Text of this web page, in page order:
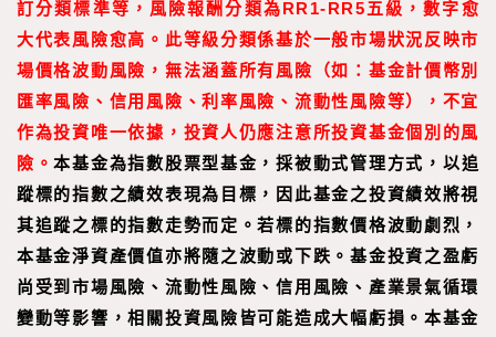
訂分類標準等，風險報酬分類為RR1-RR5五級，數字愈
大代表風險愈高。此等級分類係基於一般市場狀況反映市
場價格波動風險，無法涵蓋所有風險（如：基金計價幣別
匯率風險、信用風險、利率風險、流動性風險等），不宜
作為投資唯一依據，投資人仍應注意所投資基金個別的風
險。本基金為指數股票型基金，採被動式管理方式，以追
蹤標的指數之績效表現為目標，因此基金之投資績效將視
其追蹤之標的指數走勢而定。若標的指數價格波動劇烈，
本基金淨資產價值亦將隨之波動或下跌。基金投資之盈虧
尚受到市場風險、流動性風險、信用風險、產業景氣循環
變動等影響，相關投資風險皆可能造成大幅虧損。本基金